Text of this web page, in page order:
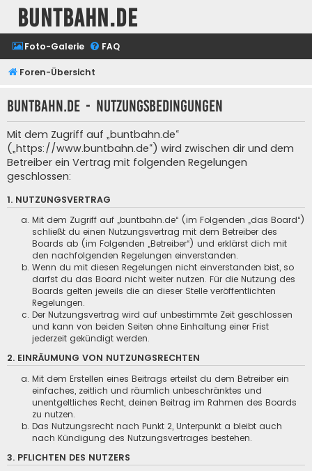
buntbahn.de
Foto-Galerie FAQ
Foren-Übersicht
buntbahn.de - Nutzungsbedingungen
Mit dem Zugriff auf „buntbahn.de“
(„https://www.buntbahn.de“) wird zwischen dir und dem
Betreiber ein Vertrag mit folgenden Regelungen
geschlossen:
1. NUTZUNGSVERTRAG
Mit dem Zugriff auf „buntbahn.de“ (im Folgenden „das Board“)
schließt du einen Nutzungsvertrag mit dem Betreiber des
Boards ab (im Folgenden „Betreiber“) und erklärst dich mit
den nachfolgenden Regelungen einverstanden.
Wenn du mit diesen Regelungen nicht einverstanden bist, so
darfst du das Board nicht weiter nutzen. Für die Nutzung des
Boards gelten jeweils die an dieser Stelle veröffentlichten
Regelungen.
Der Nutzungsvertrag wird auf unbestimmte Zeit geschlossen
und kann von beiden Seiten ohne Einhaltung einer Frist
jederzeit gekündigt werden.
2. EINRÄUMUNG VON NUTZUNGSRECHTEN
Mit dem Erstellen eines Beitrags erteilst du dem Betreiber ein
einfaches, zeitlich und räumlich unbeschränktes und
unentgeltliches Recht, deinen Beitrag im Rahmen des Boards
zu nutzen.
Das Nutzungsrecht nach Punkt 2, Unterpunkt a bleibt auch
nach Kündigung des Nutzungsvertrages bestehen.
3. PFLICHTEN DES NUTZERS